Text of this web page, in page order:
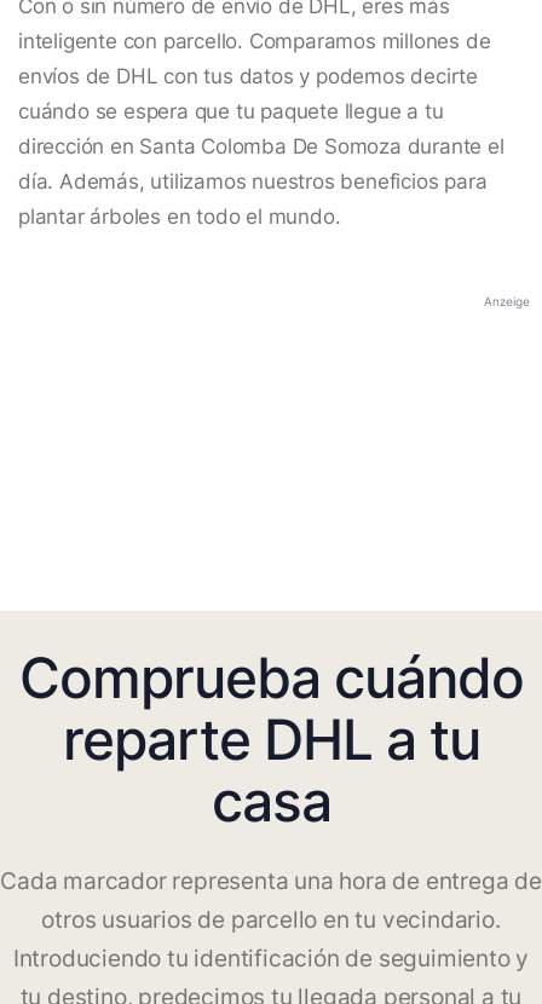
Con o sin número de envío de DHL, eres más
inteligente con parcello. Comparamos millones de
envíos de DHL con tus datos y podemos decirte
cuándo se espera que tu paquete llegue a tu
dirección en Santa Colomba De Somoza durante el
día. Además, utilizamos nuestros beneficios para
plantar árboles en todo el mundo.
Anzeige
Comprueba cuándo
reparte DHL a tu
casa
Cada marcador representa una hora de entrega de
otros usuarios de parcello en tu vecindario.
Introduciendo tu identificación de seguimiento y
tu destino, predecimos tu llegada personal a tu